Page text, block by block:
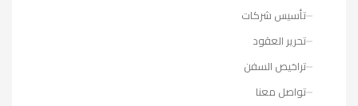
تأسيس شركات
تحرير العقود
تراخيص السفن
تواصل معنا